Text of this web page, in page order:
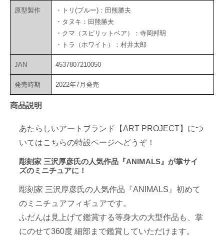
原型製作
・トリ(ブルー)：田熊勝夫
・タヌキ：田熊勝夫
・クマ（スピリットベア）：寺岡邦明
・トラ（ホワイト）：村井太郎
JAN 4537807210050
発売時期 2022年7月発売
商品説明
あたらしいアートブランド【ART PROJECT】につ
いてはこちらの特設ページへどうぞ！
彫刻家 三沢厚彦氏の人気作品『ANIMALS』が掌サイ
ズのミニチュアに！
彫刻家 三沢厚彦氏の人気作品『ANIMALS』初めて
のミニチュアフィギュアです。
ふだんは見上げて鑑賞する等身大の大型作品も、掌
にのせて360度 細部まで鑑賞していただけます。